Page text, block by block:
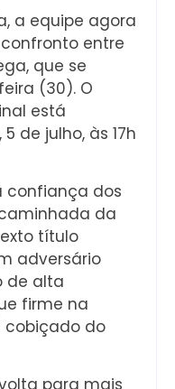
a equipe agora
entre
que se
(30). O
está
de julho, às 17h
confiança dos
da
título
adversário
de alta
firme na
cobiçado do